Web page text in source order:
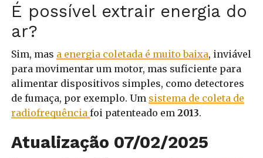
É possível extrair energia do
ar?
Sim, mas a energia coletada é muito baixa, inviável
para movimentar um motor, mas suficiente para
alimentar dispositivos simples, como detectores
de fumaça, por exemplo. Um sistema de coleta de
radiofrequência foi patenteado em 2013.
Atualização 07/02/2025